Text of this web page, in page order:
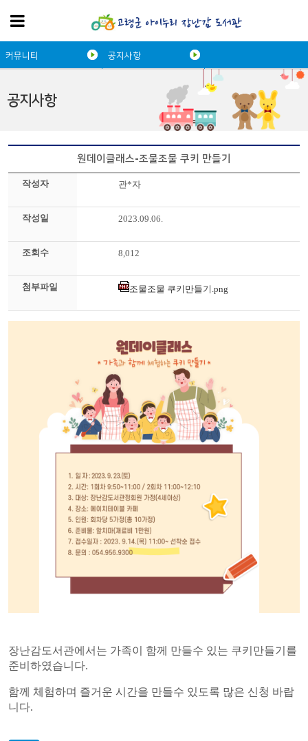
공지사항
커뮤니티 공지사항
원데이클래스-조물조물 쿠키 만들기
작성자 관*자
작성일 2023.09.06.
조회수 8,012
첨부파일 조물조물 쿠키만들기.png
장난감도서관에서는 가족이 함께 만들수 있는 쿠키만들기를
준비하였습니다.
함께 체험하며 즐거운 시간을 만들수 있도록 많은 신청 바랍
니다.